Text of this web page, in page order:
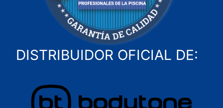
DISTRIBUIDOR OFICIAL DE: